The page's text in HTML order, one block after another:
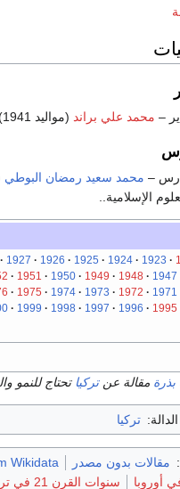
محمد علي براند (مواليد 1941) صحفي تركي.
محمد سعيد رمضان البوطي
الإسلامية..
1923
1924
1925
1926
1927
1947
1948
1949
1950
1951
1971
1972
1973
1974
1975
1995
1996
1997
1998
1999
بذرة مقالة عنتركيا تحتاج للنمو
تركيا
: مقالات بدون مصدر Wikidata
سنوات القرن 21 في تركيا